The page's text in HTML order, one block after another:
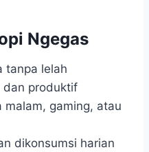
Ngegas
tanpa lelah
dan produktif
malam, gaming, atau
dikonsumsi harian